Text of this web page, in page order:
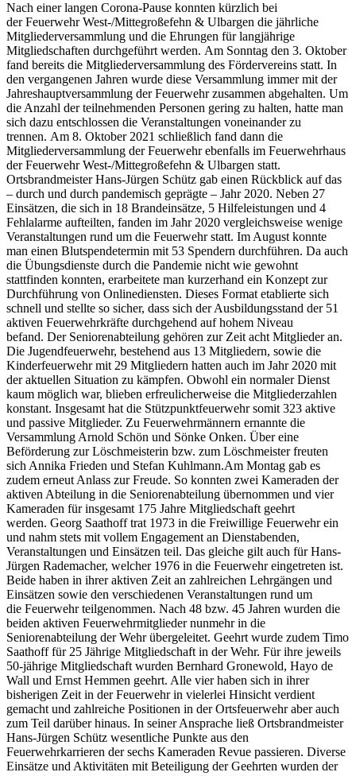
Nach einer langen Corona-Pause konnten kürzlich bei
der Feuerwehr West-/Mittegroßefehn & Ulbargen die jährliche
Mitgliederversammlung und die Ehrungen für langjährige
Mitgliedschaften durchgeführt werden. Am Sonntag den 3. Oktober
fand bereits die Mitgliederversammlung des Fördervereins statt. In
den vergangenen Jahren wurde diese Versammlung immer mit der
Jahreshauptversammlung der Feuerwehr zusammen abgehalten. Um
die Anzahl der teilnehmenden Personen gering zu halten, hatte man
sich dazu entschlossen die Veranstaltungen voneinander zu
trennen. Am 8. Oktober 2021 schließlich fand dann die
Mitgliederversammlung der Feuerwehr ebenfalls im Feuerwehrhaus
der Feuerwehr West-/Mittegroßefehn & Ulbargen statt.
Ortsbrandmeister Hans-Jürgen Schütz gab einen Rückblick auf das
– durch und durch pandemisch geprägte – Jahr 2020. Neben 27
Einsätzen, die sich in 18 Brandeinsätze, 5 Hilfeleistungen und 4
Fehlalarme aufteilten, fanden im Jahr 2020 vergleichsweise wenige
Veranstaltungen rund um die Feuerwehr statt. Im August konnte
man einen Blutspendetermin mit 53 Spendern durchführen. Da auch
die Übungsdienste durch die Pandemie nicht wie gewohnt
stattfinden konnten, erarbeitete man kurzerhand ein Konzept zur
Durchführung von Onlinediensten. Dieses Format etablierte sich
schnell und stellte so sicher, dass sich der Ausbildungsstand der 51
aktiven Feuerwehrkräfte durchgehend auf hohem Niveau
befand. Der Seniorenabteilung gehören zur Zeit acht Mitglieder an.
Die Jugendfeuerwehr, bestehend aus 13 Mitgliedern, sowie die
Kinderfeuerwehr mit 29 Mitgliedern hatten auch im Jahr 2020 mit
der aktuellen Situation zu kämpfen. Obwohl ein normaler Dienst
kaum möglich war, blieben erfreulicherweise die Mitgliederzahlen
konstant. Insgesamt hat die Stützpunktfeuerwehr somit 323 aktive
und passive Mitglieder. Zu Feuerwehrmännern ernannte die
Versammlung Arnold Schön und Sönke Onken. Über eine
Beförderung zur Löschmeisterin bzw. zum Löschmeister freuten
sich Annika Frieden und Stefan Kuhlmann.Am Montag gab es
zudem erneut Anlass zur Freude. So konnten zwei Kameraden der
aktiven Abteilung in die Seniorenabteilung übernommen und vier
Kameraden für insgesamt 175 Jahre Mitgliedschaft geehrt
werden. Georg Saathoff trat 1973 in die Freiwillige Feuerwehr ein
und nahm stets mit vollem Engagement an Dienstabenden,
Veranstaltungen und Einsätzen teil. Das gleiche gilt auch für Hans-
Jürgen Rademacher, welcher 1976 in die Feuerwehr eingetreten ist.
Beide haben in ihrer aktiven Zeit an zahlreichen Lehrgängen und
Einsätzen sowie den verschiedenen Veranstaltungen rund um
die Feuerwehr teilgenommen. Nach 48 bzw. 45 Jahren wurden die
beiden aktiven Feuerwehrmitglieder nunmehr in die
Seniorenabteilung der Wehr übergeleitet. Geehrt wurde zudem Timo
Saathoff für 25 Jährige Mitgliedschaft in der Wehr. Für ihre jeweils
50-jährige Mitgliedschaft wurden Bernhard Gronewold, Hayo de
Wall und Ernst Hemmen geehrt. Alle vier haben sich in ihrer
bisherigen Zeit in der Feuerwehr in vielerlei Hinsicht verdient
gemacht und zahlreiche Positionen in der Ortsfeuerwehr aber auch
zum Teil darüber hinaus. In seiner Ansprache ließ Ortsbrandmeister
Hans-Jürgen Schütz wesentliche Punkte aus den
Feuerwehrkarrieren der sechs Kameraden Revue passieren. Diverse
Einsätze und Aktivitäten mit Beteiligung der Geehrten wurden der